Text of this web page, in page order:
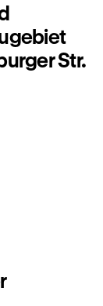
Str.